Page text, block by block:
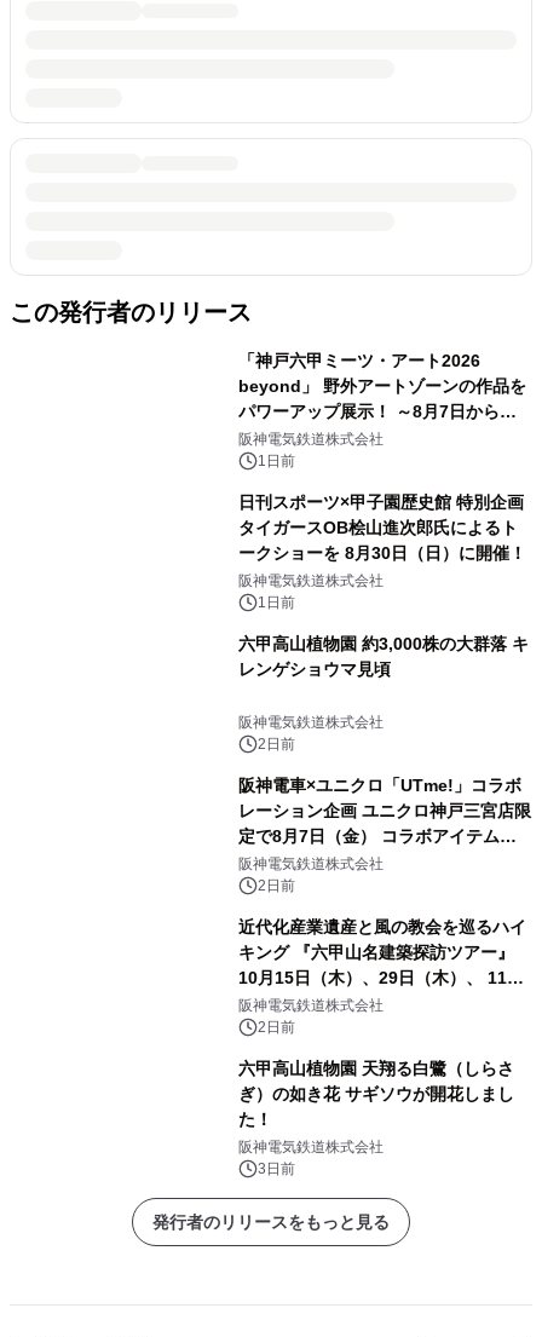
この発行者のリリース
「神戸六甲ミーツ・アート2026
beyond」 野外アートゾーンの作品を
パワーアップ展示！ ～8月7日からは
直前割パスポートを販売～
阪神電気鉄道株式会社
1日前
日刊スポーツ×甲子園歴史館 特別企画
タイガースOB桧山進次郎氏によるト
ークショーを 8月30日（日）に開催！
阪神電気鉄道株式会社
1日前
六甲高山植物園 約3,000株の大群落 キ
レンゲショウマ見頃
阪神電気鉄道株式会社
2日前
阪神電車×ユニクロ「UTme!」コラボ
レーション企画 ユニクロ神戸三宮店限
定で8月7日（金） コラボアイテムが
発売決定！
阪神電気鉄道株式会社
2日前
近代化産業遺産と風の教会を巡るハイ
キング 『六甲山名建築探訪ツアー』
10月15日（木）、29日（木）、 11月
5日（木）、12日（木）に開催！
阪神電気鉄道株式会社
2日前
六甲高山植物園 天翔る白鷺（しらさ
ぎ）の如き花 サギソウが開花しまし
た！
阪神電気鉄道株式会社
3日前
発行者のリリースをもっと見る